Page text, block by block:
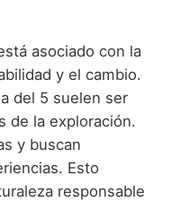
asociado con la
y el cambio.
del 5 suelen ser
de la exploración.
y buscan
Esto
responsable